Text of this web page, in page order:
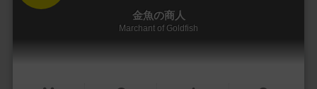
金魚の商人
Marchant of Goldfish